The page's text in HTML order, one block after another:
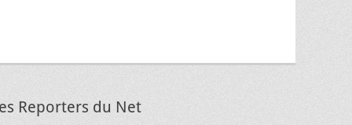
Reporters du Net